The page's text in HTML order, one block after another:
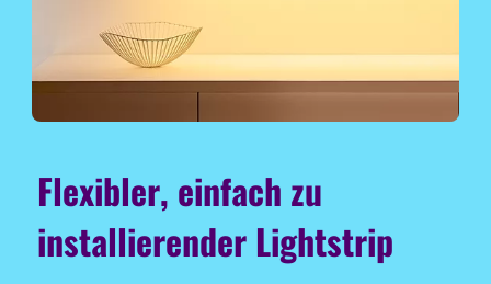
Flexibler, einfach zu
installierender Lightstrip